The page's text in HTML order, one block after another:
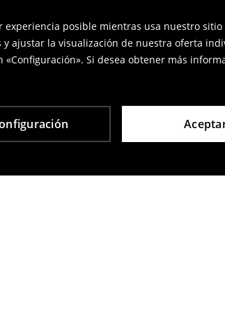
posible mientras usa nuestro
ajustar la visualización de nuestra oferta
Si desea obtener más